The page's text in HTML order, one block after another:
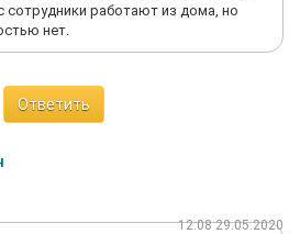
сотрудники работают из дома, но
нет.
Ответить
12:08 29.05.2020